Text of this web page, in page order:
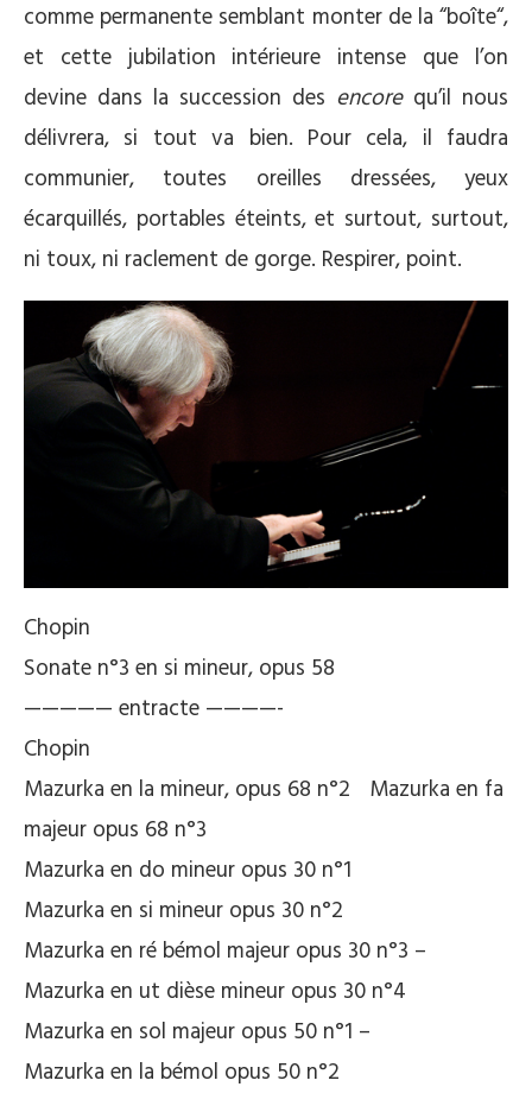
comme permanente semblant monter de la “boîte“,
et cette jubilation intérieure intense que l’on
devine dans la succession des encorequ’il nous
délivrera, si tout va bien. Pour cela, il faudra
communier, toutes oreilles dressées, yeux
écarquillés, portables éteints, et surtout, surtout,
ni toux, ni raclement de gorge. Respirer, point.
Chopin
Sonate n°3 en si mineur, opus 58
————— entracte ————-
Chopin
Mazurka en la mineur, opus 68 n°2 Mazurka en fa
majeur opus 68 n°3
Mazurka en do mineur opus 30 n°1
Mazurka en si mineur opus 30 n°2
Mazurka en ré bémol majeur opus 30 n°3 –
Mazurka en ut dièse mineur opus 30 n°4
Mazurka en sol majeur opus 50 n°1 –
Mazurka en la bémol opus 50 n°2